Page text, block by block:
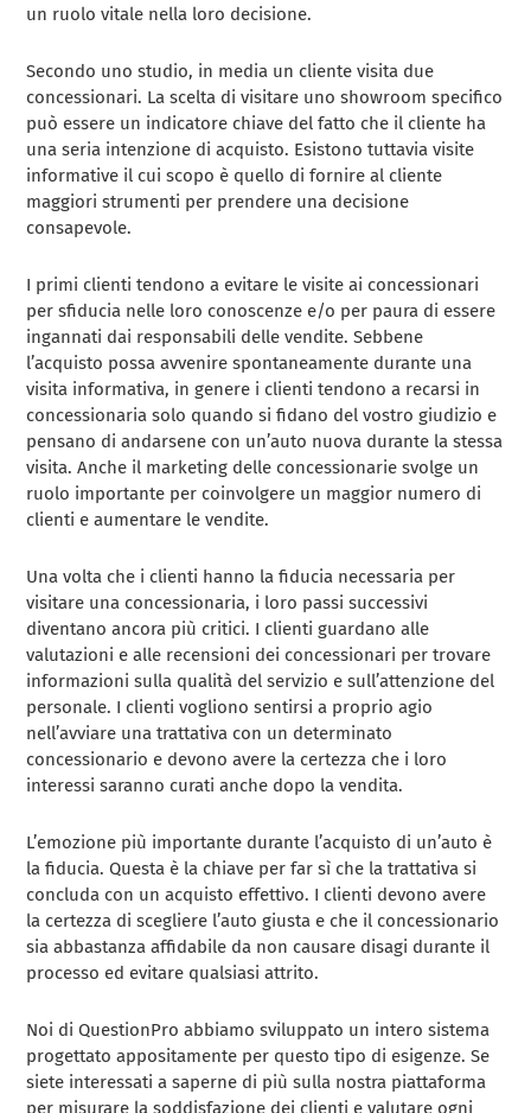
un ruolo vitale nella loro decisione.
Secondo uno studio, in media un cliente visita due
concessionari. La scelta di visitare uno showroom specifico
può essere un indicatore chiave del fatto che il cliente ha
una seria intenzione di acquisto. Esistono tuttavia visite
informative il cui scopo è quello di fornire al cliente
maggiori strumenti per prendere una decisione
consapevole.
I primi clienti tendono a evitare le visite ai concessionari
per sfiducia nelle loro conoscenze e/o per paura di essere
ingannati dai responsabili delle vendite. Sebbene
l’acquisto possa avvenire spontaneamente durante una
visita informativa, in genere i clienti tendono a recarsi in
concessionaria solo quando si fidano del vostro giudizio e
pensano di andarsene con un’auto nuova durante la stessa
visita. Anche il marketing delle concessionarie svolge un
ruolo importante per coinvolgere un maggior numero di
clienti e aumentare le vendite.
Una volta che i clienti hanno la fiducia necessaria per
visitare una concessionaria, i loro passi successivi
diventano ancora più critici. I clienti guardano alle
valutazioni e alle recensioni dei concessionari per trovare
informazioni sulla qualità del servizio e sull’attenzione del
personale. I clienti vogliono sentirsi a proprio agio
nell’avviare una trattativa con un determinato
concessionario e devono avere la certezza che i loro
interessi saranno curati anche dopo la vendita.
L’emozione più importante durante l’acquisto di un’auto è
la fiducia. Questa è la chiave per far sì che la trattativa si
concluda con un acquisto effettivo. I clienti devono avere
la certezza di scegliere l’auto giusta e che il concessionario
sia abbastanza affidabile da non causare disagi durante il
processo ed evitare qualsiasi attrito.
Noi di QuestionPro abbiamo sviluppato un intero sistema
progettato appositamente per questo tipo di esigenze. Se
siete interessati a saperne di più sulla nostra piattaforma
per misurare la soddisfazione dei clienti e valutare ogni